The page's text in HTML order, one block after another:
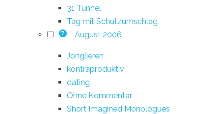
31 Tunnel
Tag mit Schutzumschlag
7 August 2006
Jonglieren
kontraproduktiv
dating
Ohne Kommentar
Short Imagined Monologues